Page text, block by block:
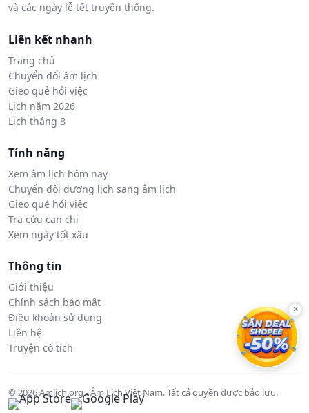
và các ngày lễ tết truyền thống.
Liên kết nhanh
Trang chủ
Chuyển đổi âm lịch
Gieo quẻ hỏi việc
Lịch năm 2026
Lịch tháng 8
Tính năng
Xem âm lịch hôm nay
Chuyển đổi dương lịch sang âm lịch
Gieo quẻ hỏi việc
Tra cứu can chi
Xem ngày tốt xấu
Thông tin
Giới thiệu
Chính sách bảo mật
Điều khoản sử dụng
Liên hệ
Truyện cổ tích
© 2026 Amlich.org - Âm Lịch Việt Nam. Tất cả quyền được bảo lưu.
×